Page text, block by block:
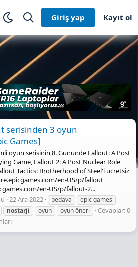
Giriş yap Kayıt ol
serisinden 3 oyun
Games]
oyun serisinin 8. Gününde Fallout: A Post
Game, Fallout 2: A Post Nuclear Role
Tactics: Brotherhood of Steel'i ücretsiz
en-US/p/fallout
en-US/p/fallout-2...
22 Ara 2022 bedava
epic games
nostarji oyun oyun öneri
Cevaplar: 0